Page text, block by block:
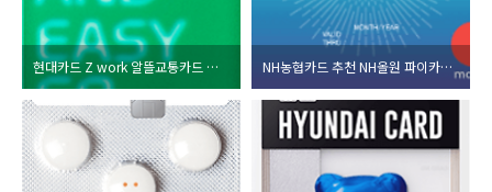
현대카드 Z work 알뜰교통카드 추천 혜택 총 정리 NH농협카드 추천 NH올원 파이카드 혜택, 스타벅스 할인 총 정리